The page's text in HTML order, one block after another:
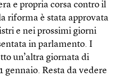
e propria corsa contro il
riforma è stata approvata
e nei prossimi giorni
in parlamento. I
un’altra giornata di
gennaio. Resta da vedere